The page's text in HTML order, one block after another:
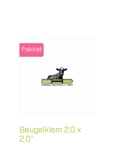
Beugelklem 2.0 x
2.0"
Pakket